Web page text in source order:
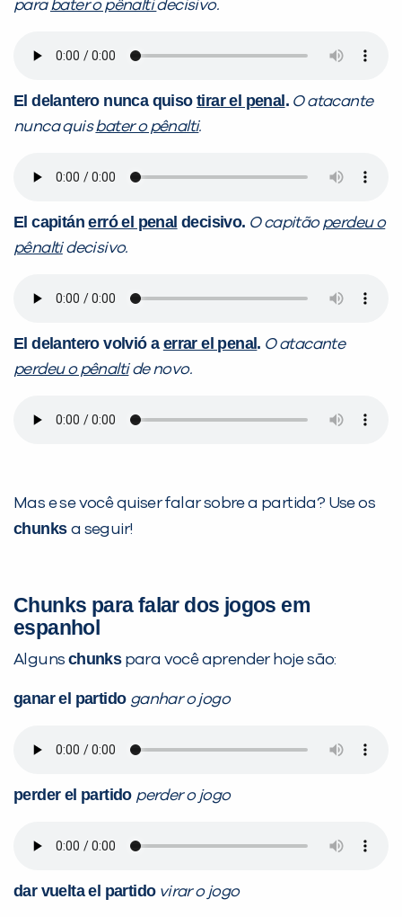
parabater o pênaltidecisivo.
El delantero nunca quiso tirar el penal . O atacante
nunca quisbater o pênalti.
El capitánerró el penal decisivo. O capitãoperdeu o
pênaltidecisivo.
El delantero volvió a errar el penal . O atacante
perdeu o pênaltide novo.
Mas e se você quiser falar sobre a partida? Use os
chunks a seguir!
Chunks para falar dos jogos em
espanhol
Alguns chunkspara você aprender hoje são:
ganar el partido ganhar o jogo
perder el partido perder o jogo
dar vuelta el partidovirar o jogo